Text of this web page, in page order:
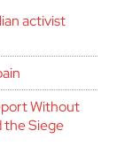
activist
Without
the Siege